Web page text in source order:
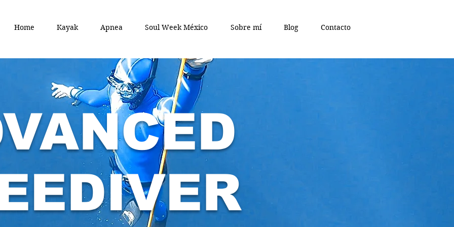
Home Kayak Apnea Soul Week México Sobre mí Blog Contacto